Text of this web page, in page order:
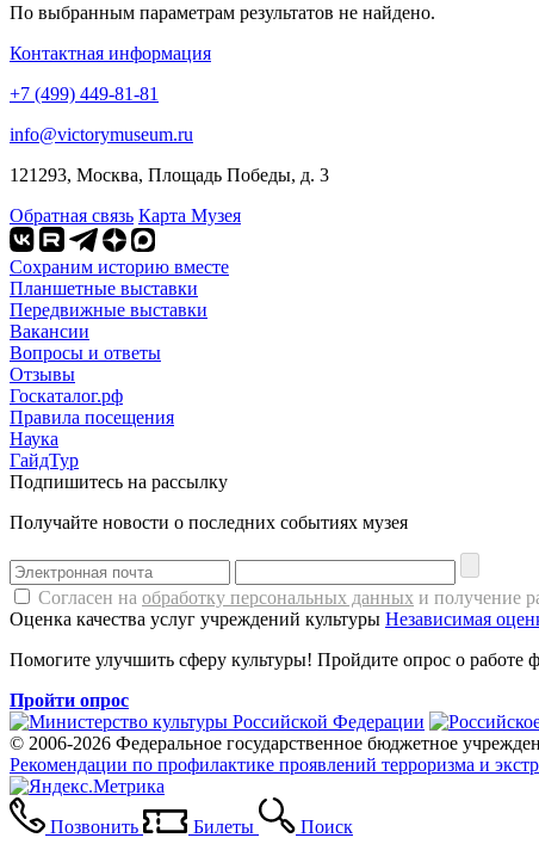
По выбранным параметрам результатов не найдено.
Контактная информация
+7 (499) 449-81-81
info@victorymuseum.ru
121293, Москва, Площадь Победы, д. 3
Обратная связь Карта Музея
Сохраним историю вместе
Планшетные выставки
Передвижные выставки
Вакансии
Вопросы и ответы
Отзывы
Госкаталог.рф
Правила посещения
Наука
ГайдТур
Подпишитесь на рассылку
Получайте новости о последних событиях музея
Согласен на обработку персональных данных и получение
Оценка качества услуг учреждений культуры Независимая
Помогите улучшить сферу культуры! Пройдите опрос о работе
Пройти опрос
© 2006-2026 Федеральное государственное бюджетное
Рекомендации по профилактике проявлений терроризма и
Позвонить Билеты Поиск